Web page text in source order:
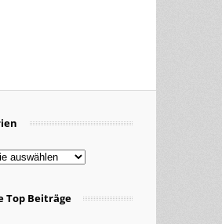
Top Beiträge